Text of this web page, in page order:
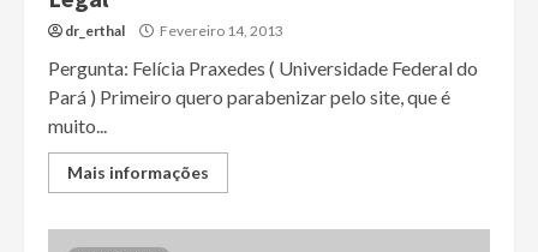
dr_erthal Fevereiro 14, 2013
Pergunta: Felícia Praxedes ( Universidade Federal do
Pará ) Primeiro quero parabenizar pelo site, que é
muito...
Mais informações